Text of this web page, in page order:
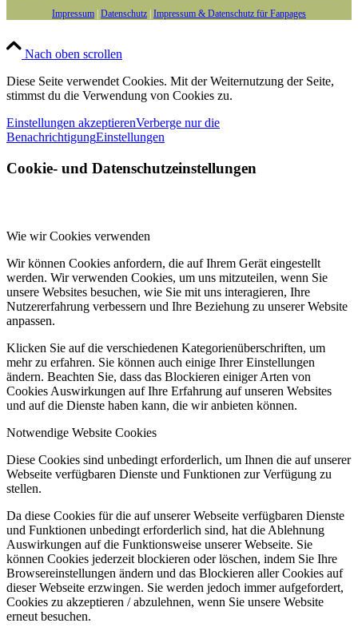
Impressum Datenschutz Impressum & Datenschutz für Fanpages
Nach oben scrollen
Diese Seite verwendet Cookies. Mit der Weiternutzung der Seite,
stimmst du die Verwendung von Cookies zu.
Einstellungen akzeptierenVerberge nur die
BenachrichtigungEinstellungen
Cookie- und Datenschutzeinstellungen
Wie wir Cookies verwenden
Wir können Cookies anfordern, die auf Ihrem Gerät eingestellt
werden. Wir verwenden Cookies, um uns mitzuteilen, wenn Sie
unsere Websites besuchen, wie Sie mit uns interagieren, Ihre
Nutzererfahrung verbessern und Ihre Beziehung zu unserer Website
anpassen.
Klicken Sie auf die verschiedenen Kategorienüberschriften, um
mehr zu erfahren. Sie können auch einige Ihrer Einstellungen
ändern. Beachten Sie, dass das Blockieren einiger Arten von
Cookies Auswirkungen auf Ihre Erfahrung auf unseren Websites
und auf die Dienste haben kann, die wir anbieten können.
Notwendige Website Cookies
Diese Cookies sind unbedingt erforderlich, um Ihnen die auf unserer
Webseite verfügbaren Dienste und Funktionen zur Verfügung zu
stellen.
Da diese Cookies für die auf unserer Webseite verfügbaren Dienste
und Funktionen unbedingt erforderlich sind, hat die Ablehnung
Auswirkungen auf die Funktionsweise unserer Webseite. Sie
können Cookies jederzeit blockieren oder löschen, indem Sie Ihre
Browsereinstellungen ändern und das Blockieren aller Cookies auf
dieser Webseite erzwingen. Sie werden jedoch immer aufgefordert,
Cookies zu akzeptieren / abzulehnen, wenn Sie unsere Website
erneut besuchen.